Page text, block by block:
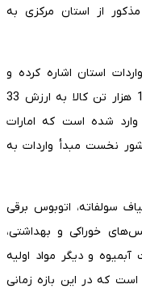
از استان مرکزی به
استان اشاره کرده و
اظهار داشت: در فروردین ماه سال جاری، 13 هزار تن کالا به ارزش 33
استان وارد شده است که امارات
ترکیه، چین، عراق و قطر 5 کشور نخست مبدأ واردات به
سولفاته، اتوبوس برقی
خوراکی و بهداشتی،
و دیگر مواد اولیه
است که در این بازه زمانی